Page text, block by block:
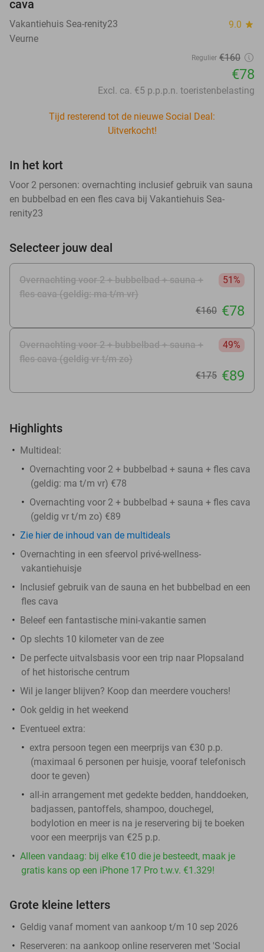
cava
Vakantiehuis Sea-renity23 9.0 star
Veurne
Regulier €160
€78
Excl. ca. €5 p.p.p.n. toeristenbelasting
Tijd resterend tot de nieuwe Social Deal:
Uitverkocht!
In het kort
Voor 2 personen: overnachting inclusief gebruik van sauna
en bubbelbad en een fles cava bij Vakantiehuis Sea-
renity23
Selecteer jouw deal
Overnachting voor 2 + bubbelbad + sauna +
fles cava (geldig: ma t/m vr)
51%
€160 €78
Overnachting voor 2 + bubbelbad + sauna +
fles cava (geldig vr t/m zo)
49%
€175 €89
Highlights
Multideal:
Overnachting voor 2 + bubbelbad + sauna + fles cava
(geldig: ma t/m vr) €78
Overnachting voor 2 + bubbelbad + sauna + fles cava
(geldig vr t/m zo) €89
Zie hier de inhoud van de multideals
Overnachting in een sfeervol privé-wellness-
vakantiehuisje
Inclusief gebruik van de sauna en het bubbelbad en een
fles cava
Beleef een fantastische mini-vakantie samen
Op slechts 10 kilometer van de zee
De perfecte uitvalsbasis voor een trip naar Plopsaland
of het historische centrum
Wil je langer blijven? Koop dan meerdere vouchers!
Ook geldig in het weekend
Eventueel extra:
extra persoon tegen een meerprijs van €30 p.p.
(maximaal 6 personen per huisje, vooraf telefonisch
door te geven)
all-in arrangement met gedekte bedden, handdoeken,
badjassen, pantoffels, shampoo, douchegel,
bodylotion en meer is na je reservering bij te boeken
voor een meerprijs van €25 p.p.
Alleen vandaag: bij elke €10 die je besteedt, maak je
gratis kans op een iPhone 17 Pro t.w.v. €1.329!
Grote kleine letters
Geldig vanaf moment van aankoop t/m 10 sep 2026
Reserveren: na aankoop online reserveren met 'Social